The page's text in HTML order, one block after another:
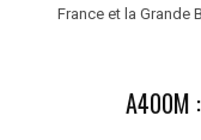
France et la Grande
A400M